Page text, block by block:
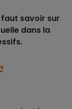
faut savoir sur
dans la